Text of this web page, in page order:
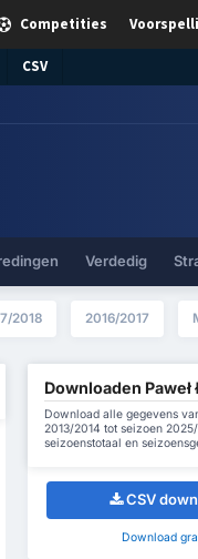
Competities
CSV
Verdedig
2018 2016/2017
Downloaden
Download alle gegevens
2013/2014 tot seizoen
seizoenstotaal en
CSV
Download